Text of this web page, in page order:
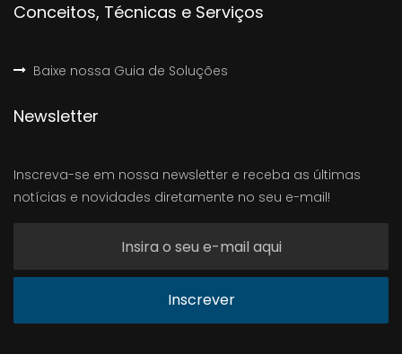
Conceitos, Técnicas e Serviços
Baixe nossa Guia de Soluções
Newsletter
Inscreva-se em nossa newsletter e receba as últimas
notícias e novidades diretamente no seu e-mail!
Inscrever